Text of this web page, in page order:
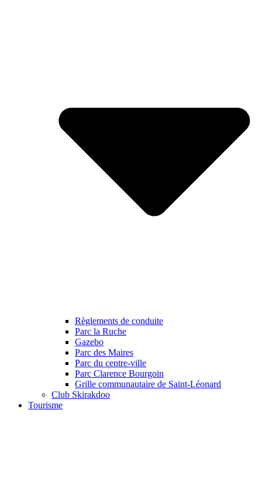
Règlements de conduite
Parc la Ruche
Gazebo
Parc des Maires
Parc du centre-ville
Parc Clarence Bourgoin
Grille communautaire de Saint-Léonard
Club Skirakdoo
Tourisme